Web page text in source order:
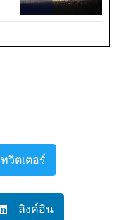
ทวิตเตอร์
ลิงค์อิน